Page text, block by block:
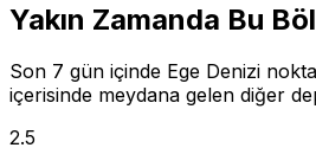
Yakın Zamanda Bu
Son 7 gün içinde Ege Denizi
içerisinde meydana gelen diğer
2.5